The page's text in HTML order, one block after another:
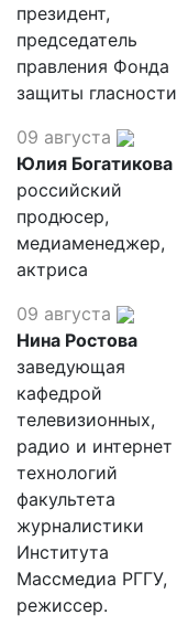
президент,
председатель
правления Фонда
защиты гласности
09 августа
Юлия Богатикова
российский
продюсер,
медиаменеджер,
актриса
09 августа
Нина Ростова
заведующая
кафедрой
телевизионных,
радио и интернет
технологий
факультета
журналистики
Института
Массмедиа РГГУ,
режиссер.